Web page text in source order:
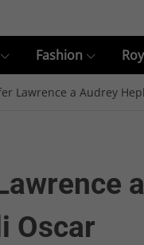
Fashion
Lawrence a Audrey
Oscar